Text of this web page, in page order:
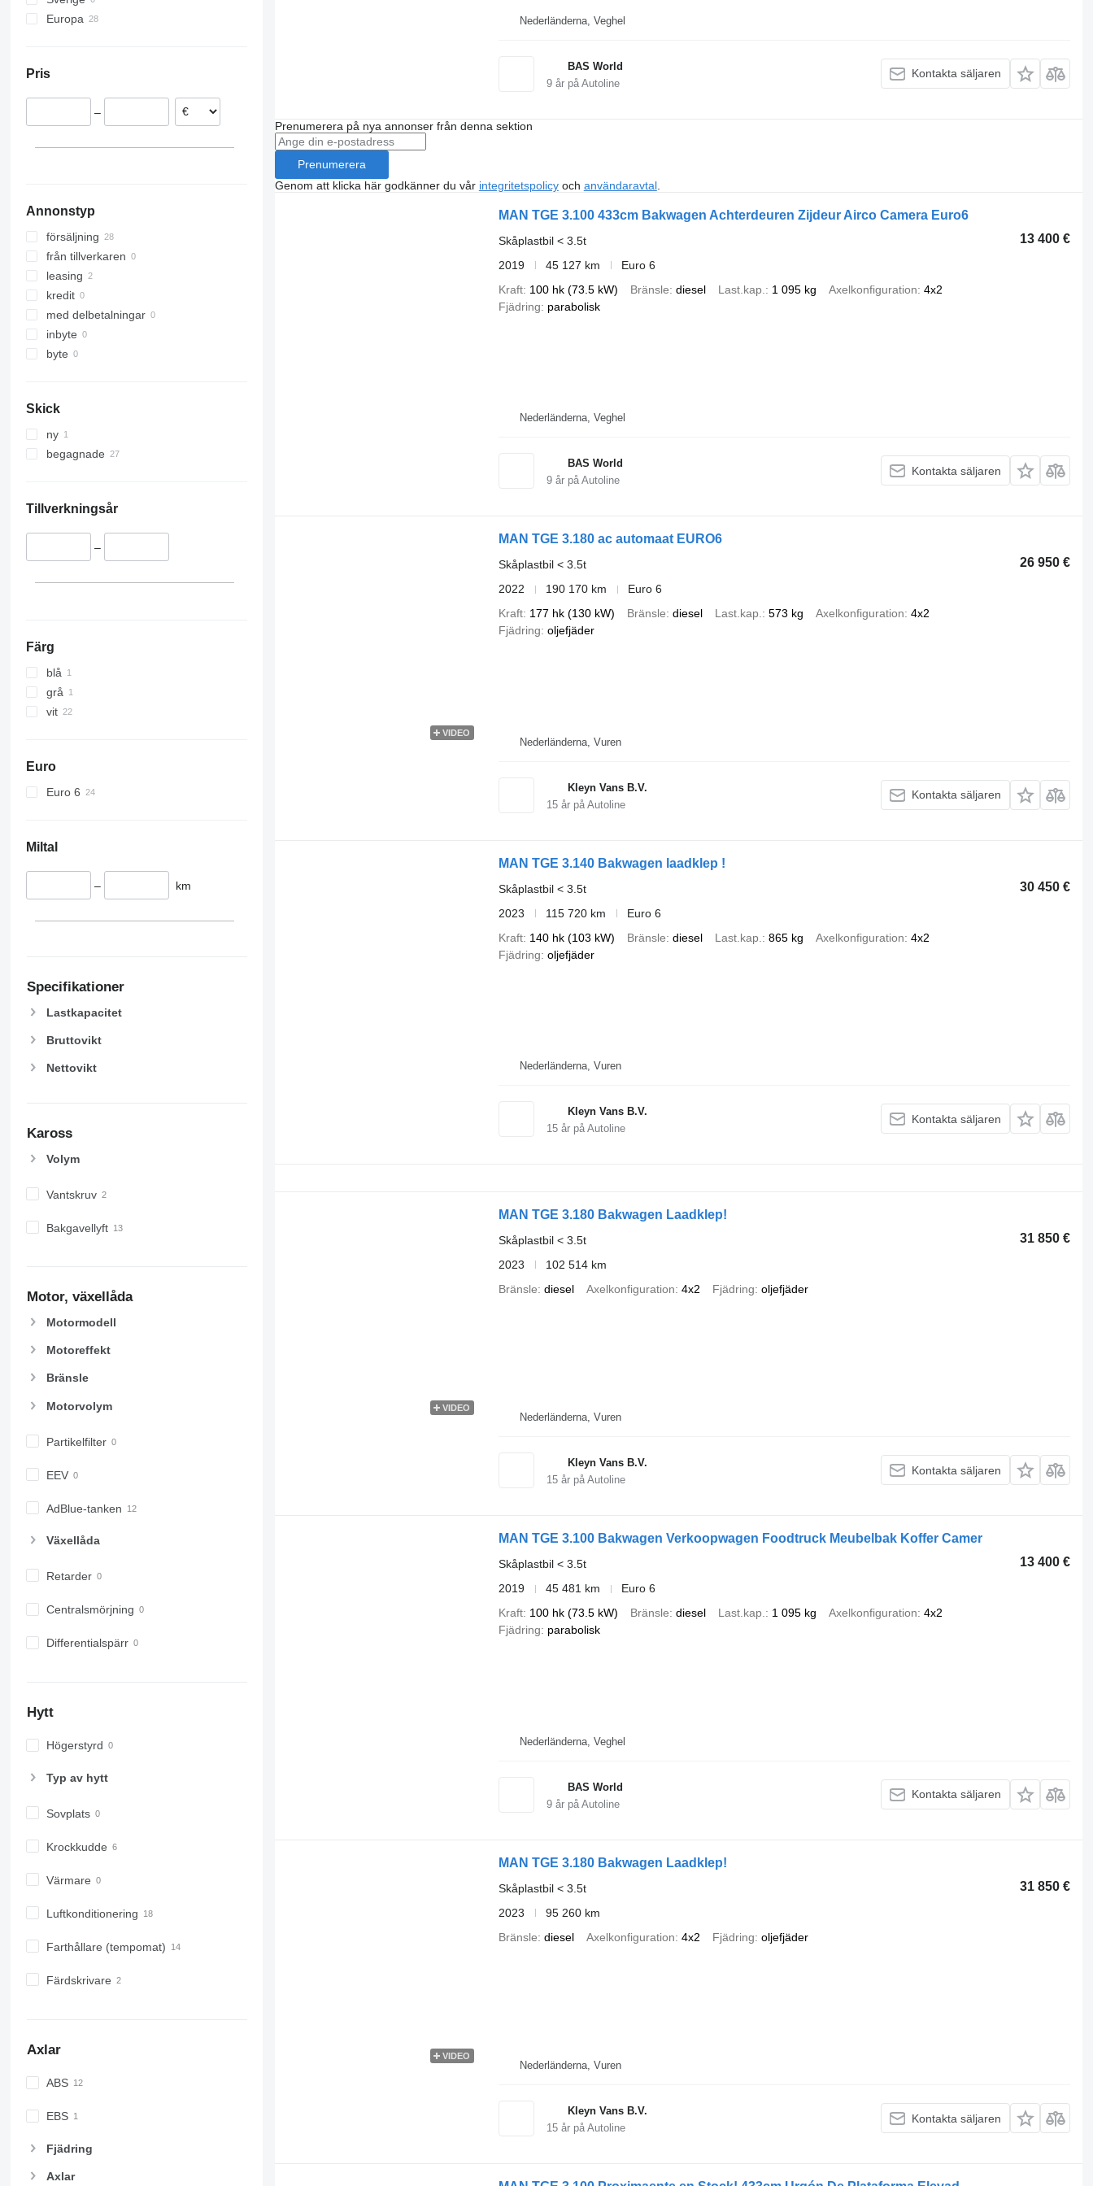
Europa
Polen
Spanien
Pris
–
Annonstyp
försäljning
från tillverkaren
leasing
kredit
med delbetalningar
inbyte
byte
Skick
ny
begagnade
Tillverkningsår
–
Färg
blå
grå
vit
Euro
Euro 6
Miltal
– km
Specifikationer
Lastkapacitet
Bruttovikt
Nettovikt
Kaross
Volym
Vantskruv
Bakgavellyft
Motor, växellåda
Motormodell
Motoreffekt
Bränsle
Motorvolym
Partikelfilter
EEV
AdBlue-tanken
Växellåda
Retarder
Centralsmörjning
Differentialspärr
Hytt
Högerstyrd
Typ av hytt
Sovplats
Krockkudde
Värmare
Luftkonditionering
Farthållare (tempomat)
Färdskrivare
Axlar
ABS
EBS
Fjädring
Axlar
Nederländerna, Veghel
BAS World
9år på Autoline
Kontakta säljaren
Prenumerera på nya annonser från denna sektion
Prenumerera
Genom att klicka här godkänner du vår integritetspolicyoch användaravtal.
MAN TGE 3.100 433cm Bakwagen Achterdeuren Zijdeur Airco Camera Euro6
13 400 €
Skåplastbil < 3.5t
2019
45 127 km
Euro 6
Kraft 100 hk (73.5 kW) Bränsle diesel Last.kap. 1 095 kg Axelkonfiguration 4x2
Fjädring
parabolisk
Nederländerna, Veghel
BAS World
9år på Autoline
Kontakta säljaren
VIDEO
MAN TGE 3.180 ac automaat EURO6
26 950 €
Skåplastbil < 3.5t
2022
190 170 km
Euro 6
Kraft 177 hk (130 kW) Bränsle diesel Last.kap. 573 kg Axelkonfiguration 4x2
Fjädring oljefjäder
Nederländerna, Vuren
Kleyn Vans B.V.
15år på Autoline
Kontakta säljaren
MAN TGE 3.140 Bakwagen laadklep !
30 450 €
Skåplastbil < 3.5t
2023
115 720 km
Euro 6
Kraft 140 hk (103 kW) Bränsle diesel Last.kap. 865 kg Axelkonfiguration 4x2
Fjädring oljefjäder
Nederländerna, Vuren
Kleyn Vans B.V.
15år på Autoline
Kontakta säljaren
VIDEO
MAN TGE 3.180 Bakwagen Laadklep!
31 850 €
Skåplastbil < 3.5t
2023
102 514 km
Bränsle diesel Axelkonfiguration 4x2 Fjädring oljefjäder
Nederländerna, Vuren
Kleyn Vans B.V.
15år på Autoline
Kontakta säljaren
MAN TGE 3.100 Bakwagen Verkoopwagen Foodtruck Meubelbak Koffer Camer
13 400 €
Skåplastbil < 3.5t
2019
45 481 km
Euro 6
Kraft 100 hk (73.5 kW) Bränsle diesel Last.kap. 1 095 kg Axelkonfiguration 4x2
Fjädring
parabolisk
Nederländerna, Veghel
BAS World
9år på Autoline
Kontakta säljaren
VIDEO
MAN TGE 3.180 Bakwagen Laadklep!
31 850 €
Skåplastbil < 3.5t
2023
95 260 km
Bränsle diesel Axelkonfiguration 4x2 Fjädring oljefjäder
Nederländerna, Vuren
Kleyn Vans B.V.
15år på Autoline
Kontakta säljaren